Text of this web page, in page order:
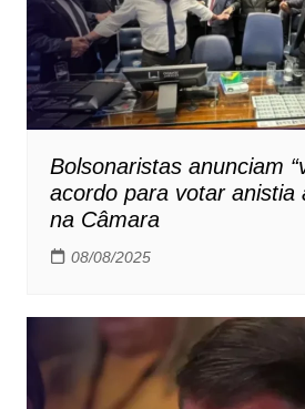
Bolsonaristas anunciam
acordo para votar anistia
na Câmara
08/08/2025